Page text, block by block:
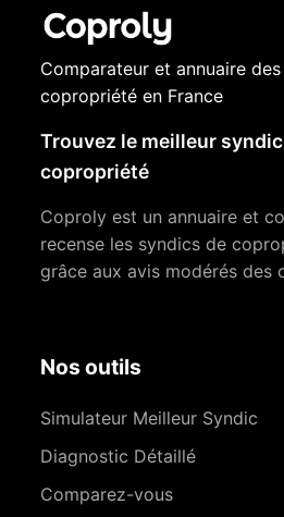
Comparateur et annuaire
copropriété en France
Trouvez le meilleur
copropriété
Coproly est un annuaire et
recense les syndics de
grâce aux avis modérés des
Nos outils
Simulateur Meilleur Syndic
Diagnostic Détaillé
Comparez-vous